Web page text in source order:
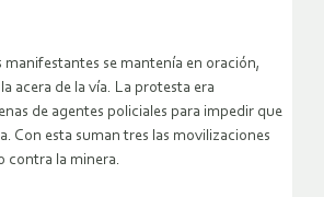
se mantenía en oración,
acera de la vía. La protesta era
de agentes policiales para impedir que
Con esta suman tres las movilizaciones
contra la minera.